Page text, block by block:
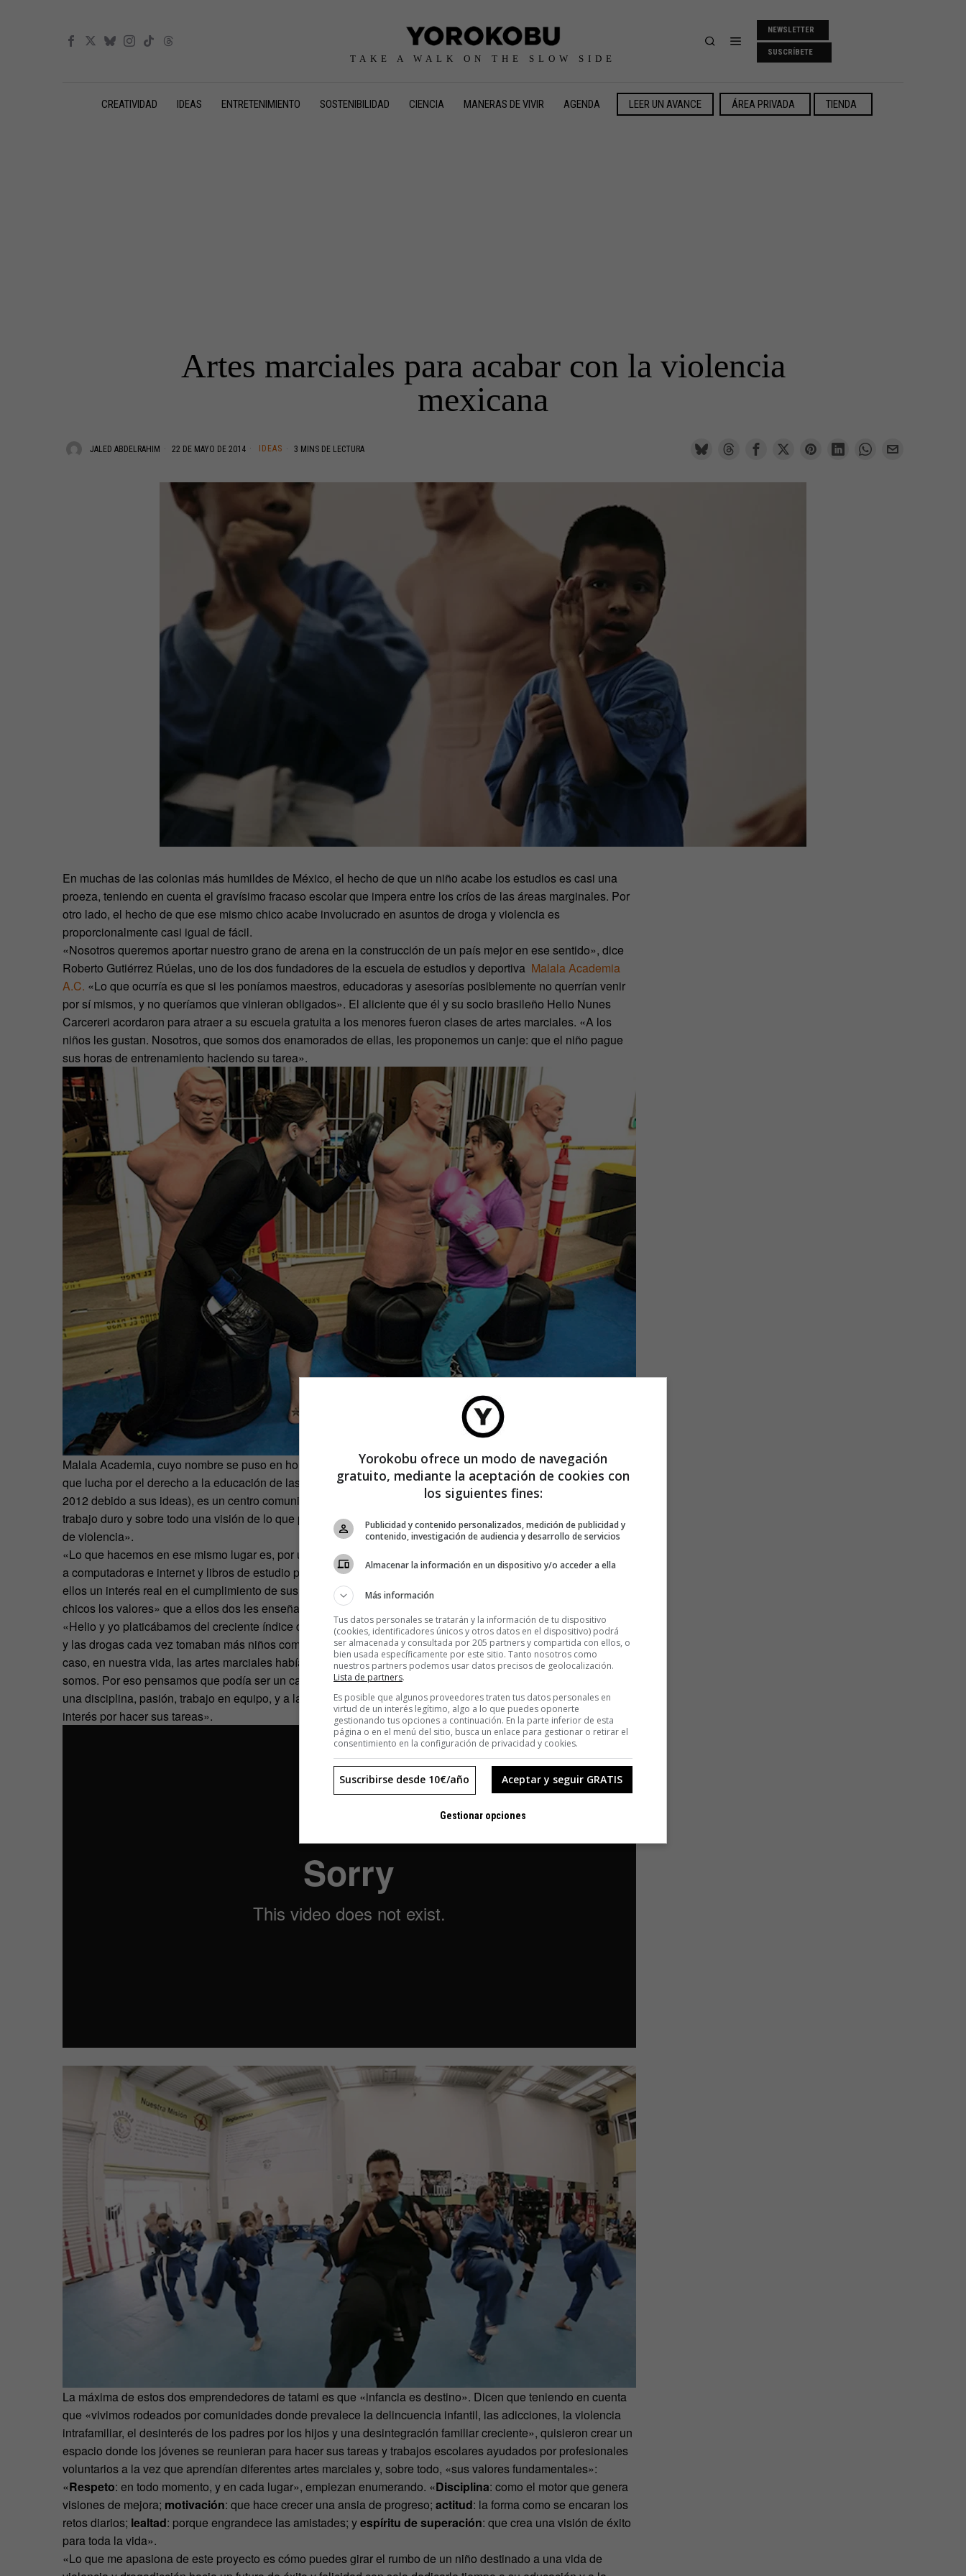
TAKE A WALK ON THE SLOW SIDE
NEWSLETTER
SUSCRÍBETE
CREATIVIDAD IDEAS ENTRETENIMIENTO SOSTENIBILIDAD CIENCIA MANERAS DE VIVIR AGENDA LEER UN AVANCE ÁREA PRIVADA TIENDA
Artes marciales para acabar con la violencia
mexicana
JALED ABDELRAHIM 22 DE MAYO DE 2014 IDEAS 3 MINS DE LECTURA
En muchas de las colonias más humildes de México, el hecho de que un niño acabe los estudios es casi una
proeza, teniendo en cuenta el gravísimo fracaso escolar que impera entre los críos de las áreas marginales. Por
otro lado, el hecho de que ese mismo chico acabe involucrado en asuntos de droga y violencia es
proporcionalmente casi igual de fácil.
«Nosotros queremos aportar nuestro grano de arena en la construcción de un país mejor en ese sentido», dice
Roberto Gutiérrez Rúelas, uno de los dos fundadores de la escuela de estudios y deportiva Malala Academia
A.C. «Lo que ocurría es que si les poníamos maestros, educadoras y asesorías posiblemente no querrían venir
por sí mismos, y no queríamos que vinieran obligados». El aliciente que él y su socio brasileño Helio Nunes
Carcereri acordaron para atraer a su escuela gratuita a los menores fueron clases de artes marciales. «A los
niños les gustan. Nosotros, que somos dos enamorados de ellas, les proponemos un canje: que el niño pague
sus horas de entrenamiento haciendo su tarea».
Malala Academia, cuyo nombre se puso en honor a la pequeña activista paquistaní Malala Yousafzai (estudiante
que lucha por el derecho a la educación de las niñas en su país, víctima de un grave atentado –no mortal- en
2012 debido a sus ideas), es un centro comunitario donde, según sus fundadores, «se comparten valores,
trabajo duro y sobre todo una visión de lo que podría ser México con un alto nivel de educación y un bajo índice
de violencia».
«Lo que hacemos en ese mismo lugar es, por un lado, ofrecer maestros calificados, instalaciones dignas, acceso
a computadoras e internet y libros de estudio para el apoyo en las tareas de los estudiantes para generar en
ellos un interés real en el cumplimiento de sus deberes», explica Gutiérrez. Por el otro, tratan de «inculcar a los
chicos los valores» que a ellos dos les enseñaron desde jóvenes las técnicas de lucha profesionales.
«Helio y yo platicábamos del creciente índice de delincuencia entre los niños de nuestro país. Cómo la violencia
y las drogas cada vez tomaban más niños como rehenes», matiza el instructor el rizoma de su idea. «En nuestro
caso, en nuestra vida, las artes marciales habían sido muy importantes para que hoy seamos las personas que
somos. Por eso pensamos que podía ser un camino que los niños aprendieran un arte que pudiera inculcarles
una disciplina, pasión, trabajo en equipo, y a la vez de ser el motor que les atrajera hasta aquí. Que tuvieran
interés por hacer sus tareas».
La máxima de estos dos emprendedores de tatami es que «infancia es destino». Dicen que teniendo en cuenta
que «vivimos rodeados por comunidades donde prevalece la delincuencia infantil, las adicciones, la violencia
intrafamiliar, el desinterés de los padres por los hijos y una desintegración familiar creciente», quisieron crear un
espacio donde los jóvenes se reunieran para hacer sus tareas y trabajos escolares ayudados por profesionales
voluntarios a la vez que aprendían diferentes artes marciales y, sobre todo, «sus valores fundamentales»:
«Respeto: en todo momento, y en cada lugar», empiezan enumerando. «Disciplina: como el motor que genera
visiones de mejora; motivación: que hace crecer una ansia de progreso; actitud: la forma como se encaran los
retos diarios; lealtad: porque engrandece las amistades; yespíritu de superación: que crea una visión de éxito
para toda la vida».
«Lo que me apasiona de este proyecto es cómo puedes girar el rumbo de un niño destinado a una vida de
Yorokobu ofrece un modo de navegación
gratuito, mediante la aceptación de cookies con
los siguientes fines:
Publicidad y contenido personalizados, medición de publicidad y
contenido, investigación de audiencia y desarrollo de servicios
Almacenar la información en un dispositivo y/o acceder a ella
Más información
Tus datos personales se tratarán y la información de tu dispositivo
(cookies, identificadores únicos y otros datos en el dispositivo) podrá
ser almacenada y consultada por 205 partners y compartida con ellos, o
bien usada específicamente por este sitio. Tanto nosotros como
nuestros partners podemos usar datos precisos de geolocalización.
Lista de partners.
Es posible que algunos proveedores traten tus datos personales en
virtud de un interés legítimo, algo a lo que puedes oponerte
gestionando tus opciones a continuación. En la parte inferior de esta
página o en el menú del sitio, busca un enlace para gestionar o retirar el
consentimiento en la configuración de privacidad y cookies.
Aceptar y seguir GRATIS
Suscribirse desde 10€/año
Gestionar opciones